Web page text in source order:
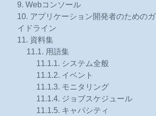
9. Webコンソール
10. アプリケーション開発者のためのガ
イドライン
11. 資料集
11.1. 用語集
11.1.1. システム全般
11.1.2. イベント
11.1.3. モニタリング
11.1.4. ジョブスケジュール
11.1.5. キャパシティ